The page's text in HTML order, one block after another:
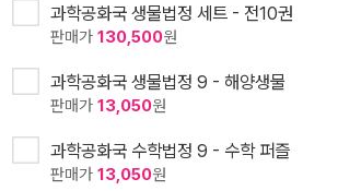
과학공화국 생물법정 세트 - 전10권
판매가 130,500원
과학공화국 생물법정 9 - 해양생물
판매가 13,050원
과학공화국 수학법정 9 - 수학 퍼즐
판매가 13,050원